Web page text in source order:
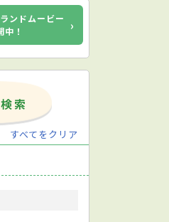
ンドムービー
！
›
すべてをクリア